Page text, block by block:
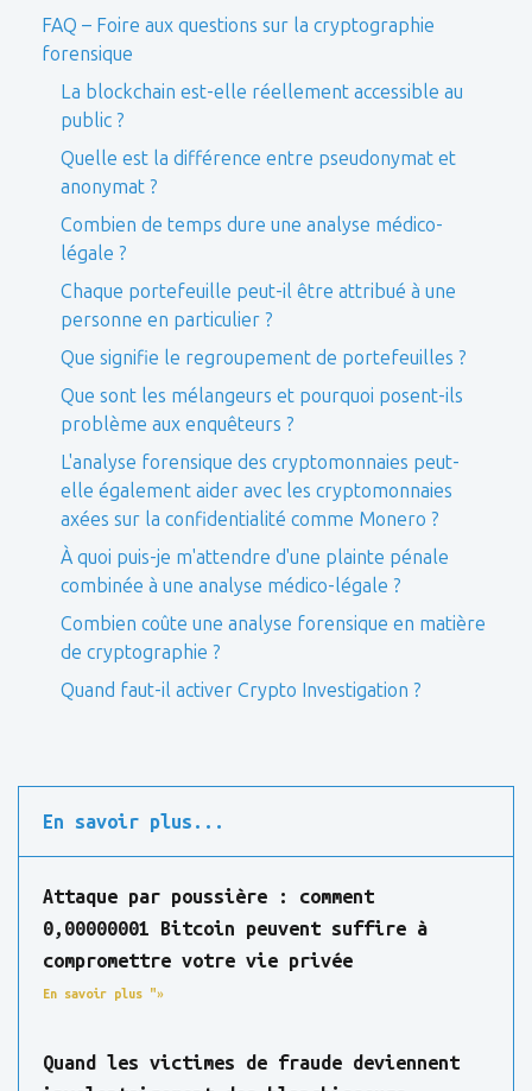
FAQ – Foire aux questions sur la cryptographie
forensique
La blockchain est-elle réellement accessible au
public ?
Quelle est la différence entre pseudonymat et
anonymat ?
Combien de temps dure une analyse médico-
légale ?
Chaque portefeuille peut-il être attribué à une
personne en particulier ?
Que signifie le regroupement de portefeuilles ?
Que sont les mélangeurs et pourquoi posent-ils
problème aux enquêteurs ?
L'analyse forensique des cryptomonnaies peut-
elle également aider avec les cryptomonnaies
axées sur la confidentialité comme Monero ?
À quoi puis-je m'attendre d'une plainte pénale
combinée à une analyse médico-légale ?
Combien coûte une analyse forensique en matière
de cryptographie ?
Quand faut-il activer Crypto Investigation ?
En savoir plus...
Attaque par poussière : comment
0,00000001 Bitcoin peuvent suffire à
compromettre votre vie privée
En savoir plus "»
Quand les victimes de fraude deviennent